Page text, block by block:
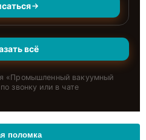
всё
«Промышленный вакуумный
звонку или в чате
поломка